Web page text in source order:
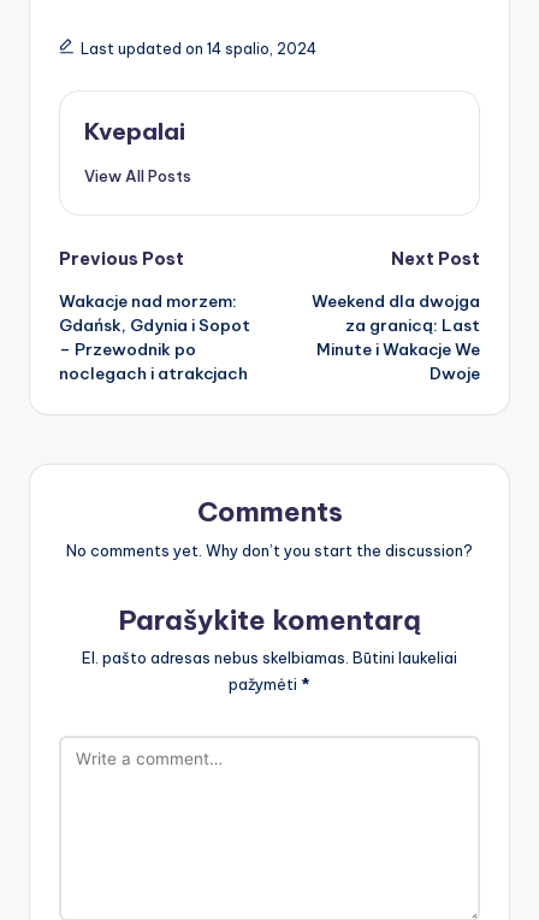
Last updated on 14 spalio, 2024
Kvepalai
View All Posts
Post
navigation
Previous Post
Wakacje nad morzem:
Gdańsk, Gdynia i Sopot
– Przewodnik po
noclegach i atrakcjach
Next Post
Weekend dla dwojga
za granicą: Last
Minute i Wakacje We
Dwoje
Comments
No comments yet. Why don’t you start the discussion?
Parašykite komentarą
El. pašto adresas nebus skelbiamas. Būtini laukeliai
pažymėti *